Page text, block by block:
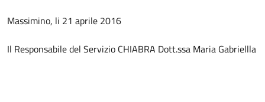
Massimino, li 21 aprile 2016
Il Responsabile del Servizio CHIABRA Dott.ssa Maria Gabriellla